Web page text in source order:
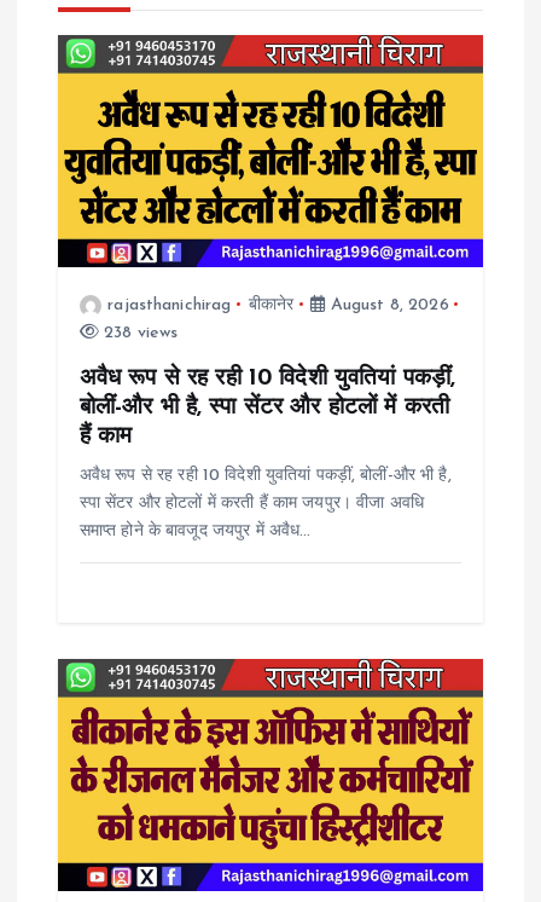
v
g
t
rajasthanichirag बीकानेर
August 8, 2026
238 views
अवैध रूप से रह रही 10 विदेशी युवतियां पकड़ीं,
बोलीं-और भी है, स्पा सेंटर और होटलों में करती
हैं काम
अवैध रूप से रह रही 10 विदेशी युवतियां पकड़ीं, बोलीं-और भी है,
स्पा सेंटर और होटलों में करती हैं काम जयपुर। वीजा अवधि
समाप्त होने के बावजूद जयपुर में अवैध…